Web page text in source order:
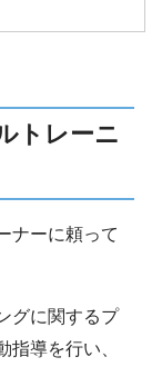
トレーニ
ナーに頼って
グに関するプ
指導を行い、